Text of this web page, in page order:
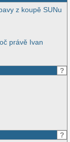
z koupě SUNu
právě Ivan
?
?